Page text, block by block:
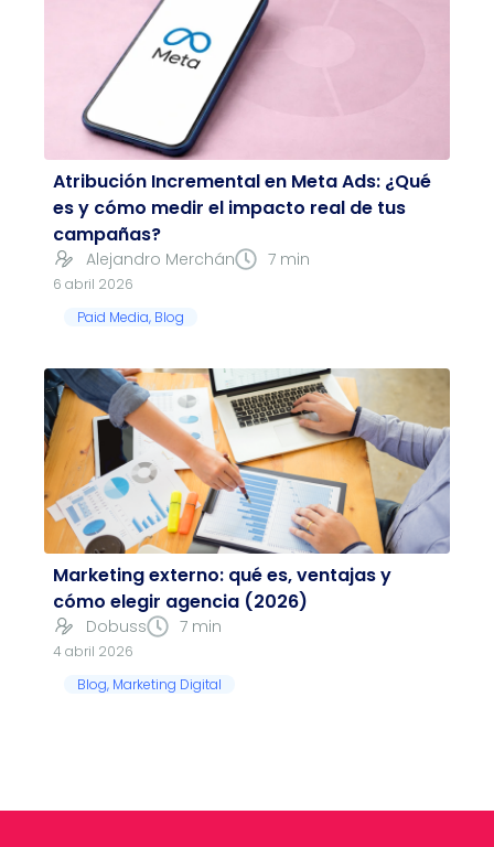
Atribución Incremental en Meta Ads: ¿Qué
es y cómo medir el impacto real de tus
campañas?
Alejandro Merchán 7 min
6 abril 2026
Paid Media, Blog
Marketing externo: qué es, ventajas y
cómo elegir agencia (2026)
Dobuss 7 min
4 abril 2026
Blog, Marketing Digital